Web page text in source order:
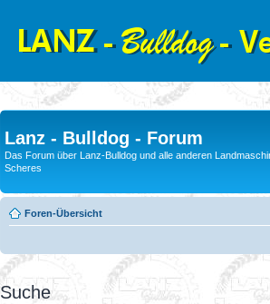
Lanz - Bulldog - Forum
Das Forum über Lanz-Bulldog und alle anderen
Scheres
Foren-Übersicht
Suche